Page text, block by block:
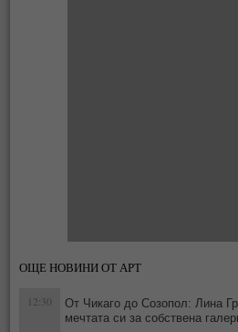
ОЩЕ НОВИНИ ОТ АРТ
12:30
От Чикаго до Созопол: Лина
мечтата си за собствена